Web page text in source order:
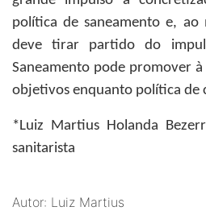
política de saneamento e,
deve tirar partido do
Saneamento pode promover
objetivos enquanto política de
*Luiz Martius Holanda
sanitarista
Autor: Luiz Martius